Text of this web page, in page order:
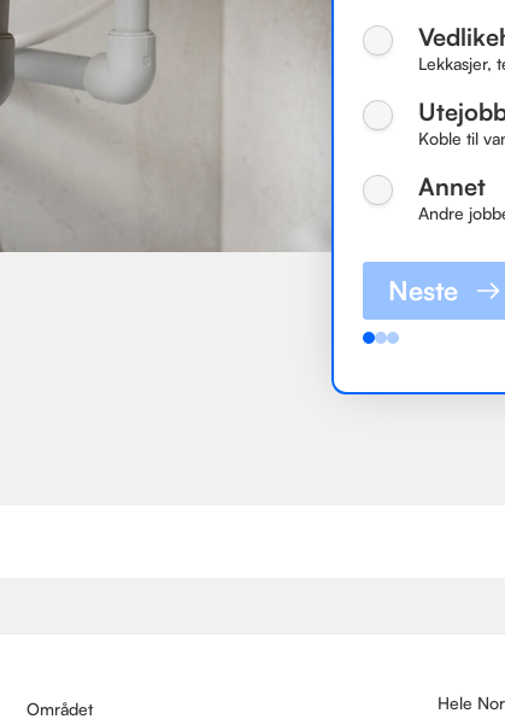
Lekkasjer,
Koble til
Annet
Andre
Neste
Området Hele